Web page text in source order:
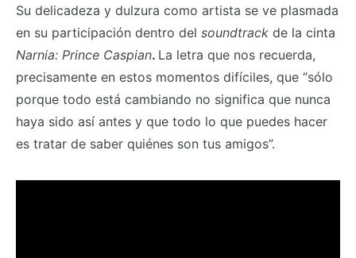
Su delicadeza y dulzura como artista se ve plasmada
en su participación dentro del soundtrack de la cinta
Narnia: Prince Caspian. La letra que nos recuerda,
precisamente en estos momentos difíciles, que “sólo
porque todo está cambiando no significa que nunca
haya sido así antes y que todo lo que puedes hacer
es tratar de saber quiénes son tus amigos”.